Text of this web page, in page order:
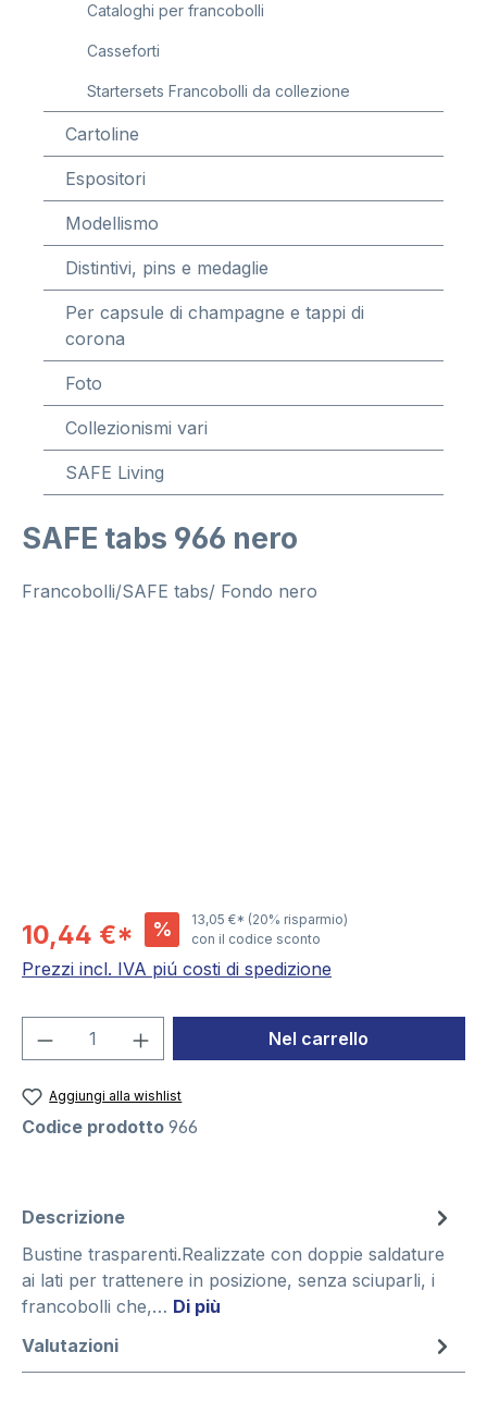
Cataloghi per francobolli
Casseforti
Startersets Francobolli da collezione
Cartoline
Espositori
Modellismo
Distintivi, pins e medaglie
Per capsule di champagne e tappi di
corona
Foto
Collezionismi vari
SAFE Living
SAFE tabs 966 nero
Francobolli/SAFE tabs/ Fondo nero
10,44 €* % 13,05 €* (20% risparmio)
con il codice sconto
Prezzi incl. IVA piú costi di spedizione
Quantità del prodotto: inserisci la
Nel carrello
Aggiungi alla wishlist
Codice prodotto 966
Descrizione
Bustine trasparenti.Realizzate con doppie saldature
ai lati per trattenere in posizione, senza sciuparli, i
francobolli che,… Di più
Valutazioni